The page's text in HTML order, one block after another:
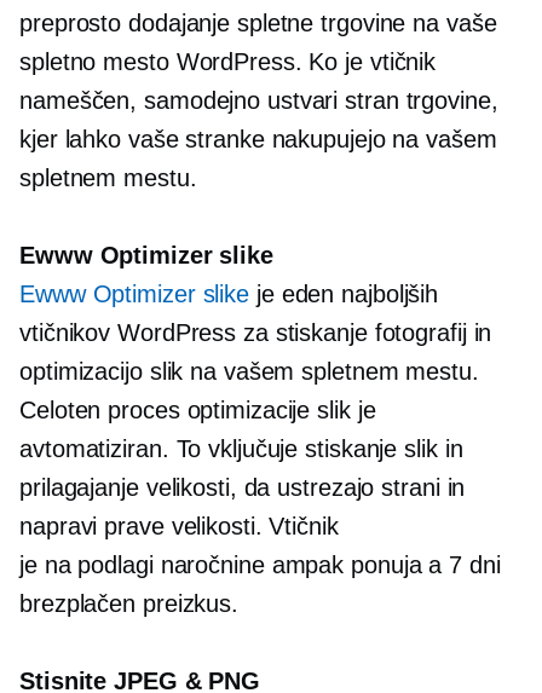
preprosto dodajanje spletne trgovine na vaše
spletno mesto WordPress. Ko je vtičnik
nameščen, samodejno ustvari stran trgovine,
kjer lahko vaše stranke nakupujejo na vašem
spletnem mestu.
Ewww Optimizer slike
Ewww Optimizer slike je eden najboljših
vtičnikov WordPress za stiskanje fotografij in
optimizacijo slik na vašem spletnem mestu.
Celoten proces optimizacije slik je
avtomatiziran. To vključuje stiskanje slik in
prilagajanje velikosti, da ustrezajo strani in
napravi prave velikosti. Vtičnik
je na podlagi naročnineampak ponuja a 7 dni
brezplačen preizkus.
Stisnite JPEG & PNG